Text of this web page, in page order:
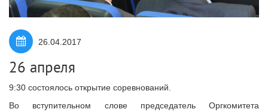
26.04.2017
26 апреля
9:30 состоялось открытие соревнований.
Во вступительном слове председатель Оргкомитета